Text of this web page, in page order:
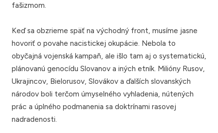
fašizmom.
Keď sa obzrieme späť na východný front, musíme jasne
hovoriť o povahe nacistickej okupácie. Nebola to
obyčajná vojenská kampaň, ale išlo tam aj o systematickú,
plánovanú genocídu Slovanov a iných etník. Milióny Rusov,
Ukrajincov, Bielorusov, Slovákov a ďalších slovanských
národov boli terčom úmyselného vyhladenia, nútených
prác a úplného podmanenia sa doktrínami rasovej
nadradenosti.